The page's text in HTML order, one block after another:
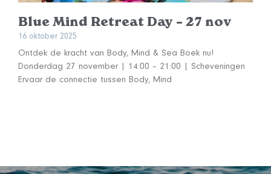
Blue Mind Retreat Day – 27 nov
16 oktober 2025
Ontdek de kracht van Body, Mind & Sea Boek nu!
Donderdag 27 november | 14:00 – 21:00 | Scheveningen
Ervaar de connectie tussen Body, Mind